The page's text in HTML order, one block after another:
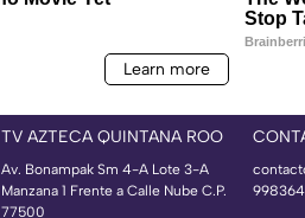
TV AZTECA QUINTANA ROO
Av. Bonampak Sm 4-A Lote 3-A
Manzana 1 Frente a Calle Nube C.P.
77500